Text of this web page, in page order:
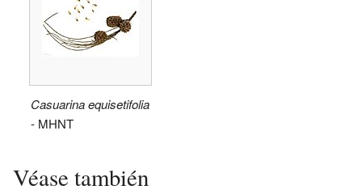
Casuarina equisetifolia
- MHNT
Véase también